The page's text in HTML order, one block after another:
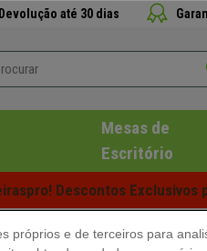
Devolução até 30 dias
Mesas de
Escritório
Descontos Exclusivos
próprios e de terceiros para